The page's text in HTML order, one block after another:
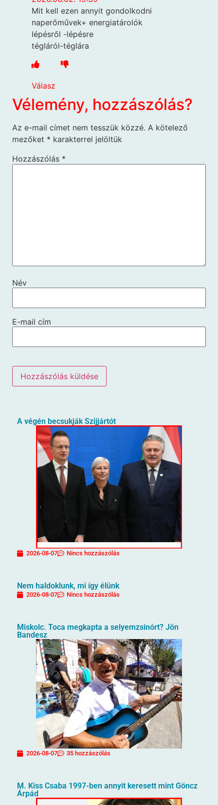
Mit kell ezen annyit gondolkodni
naperőművek+ energiatárolók
lépésről -lépésre
tégláról-téglára
Válasz
Vélemény, hozzászólás?
Az e-mail címet nem tesszük közzé. A kötelező
mezőket * karakterrel jelöltük
Hozzászólás *
Név
E-mail cím
A végén becsukják Szijjártót
2026-08-07 Nincs hozzászólás
Nem haldoklunk, mi így élünk
2026-08-07 Nincs hozzászólás
Miskolc. Toca megkapta a selyemzsinórt? Jön
Bandesz
2026-08-07 35 hozzászólás
M. Kiss Csaba 1997-ben annyit keresett mint Göncz
Árpád